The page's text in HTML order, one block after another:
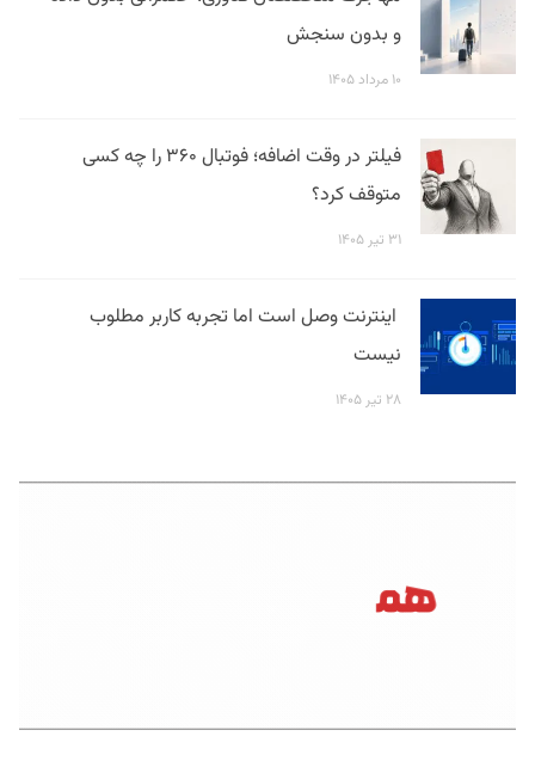
و بدون سنجش
۱۰ مرداد ۱۴۰۵
فیلتر در وقت اضافه؛ فوتبال ۳۶۰ را چه کسی
متوقف کرد؟
۳۱ تیر ۱۴۰۵
اینترنت وصل است اما تجربه کاربر مطلوب
نیست
۲۸ تیر ۱۴۰۵